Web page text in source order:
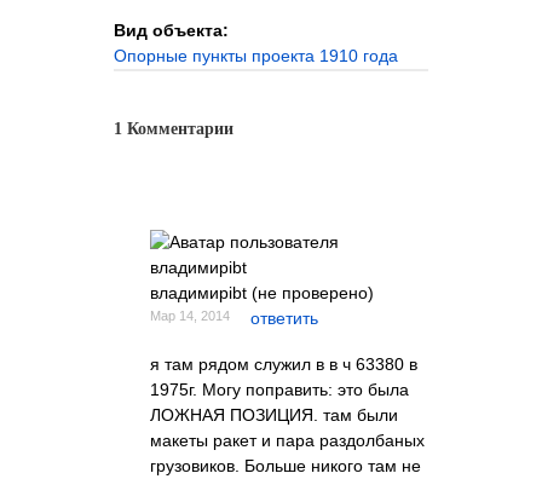
Вид объекта:
Опорные пункты проекта 1910 года
1 Комментарии
владимирibt (не проверено)
Мар 14, 2014 ответить
я там рядом служил в в ч 63380 в
1975г. Могу поправить: это была
ЛОЖНАЯ ПОЗИЦИЯ. там были
макеты ракет и пара раздолбаных
грузовиков. Больше никого там не